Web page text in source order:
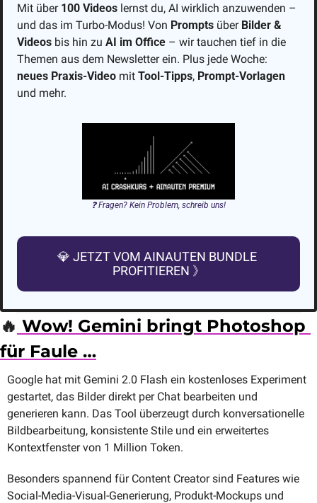
Mit über 100 Videos lernst du, AI wirklich anzuwenden –
und das im Turbo-Modus! Von Prompts über Bilder &
Videos bis hin zu AI im Office – wir tauchen tief in die
neues Praxis-Video mit Tool-Tipps, Prompt-Vorlagen
und mehr.
❓ Fragen? Kein Problem, schreib uns!
💎 JETZT VOM AINAUTEN BUNDLE
PROFITIEREN 》
🔥 Wow! Gemini bringt Photoshop
für Faule …
Google hat mit Gemini 2.0 Flash ein kostenloses Experiment
gestartet, das Bilder direkt per Chat bearbeiten und
generieren kann. Das Tool überzeugt durch konversationelle
Bildbearbeitung, konsistente Stile und ein erweitertes
Kontextfenster von 1 Million Token.
Besonders spannend für Content Creator sind Features wie
Social-Media-Visual-Generierung, Produkt-Mockups und